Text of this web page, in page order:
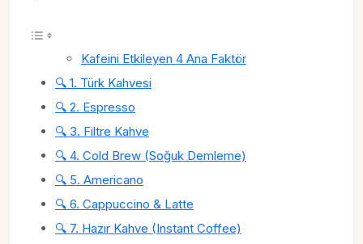
Kafeini Etkileyen 4 Ana Faktör
🔍 1. Türk Kahvesi
🔍 2. Espresso
🔍 3. Filtre Kahve
🔍 4. Cold Brew (Soğuk Demleme)
🔍 5. Americano
🔍 6. Cappuccino & Latte
🔍 7. Hazır Kahve (Instant Coffee)